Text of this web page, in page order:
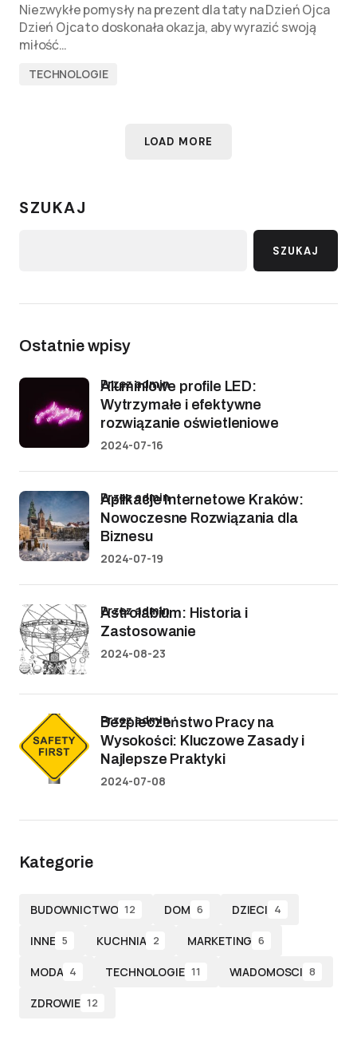
Niezwykłe pomysły na prezent dla taty na Dzień Ojca
Dzień Ojca to doskonała okazja, aby wyrazić swoją
miłość…
TECHNOLOGIE
LOAD MORE
SZUKAJ
SZUKAJ
Ostatnie wpisy
Aluminiowe profile LED:
Wytrzymałe i efektywne
rozwiązanie oświetleniowe
przez admin
2024-07-16
Aplikacje Internetowe Kraków:
Nowoczesne Rozwiązania dla
Biznesu
przez admin
2024-07-19
Astrolabium: Historia i
Zastosowanie
przez admin
2024-08-23
Bezpieczeństwo Pracy na
Wysokości: Kluczowe Zasady i
Najlepsze Praktyki
przez admin
2024-07-08
Kategorie
BUDOWNICTWO 12 DOM 6 DZIECI 4
INNE 5 KUCHNIA 2 MARKETING 6
MODA 4 TECHNOLOGIE 11 WIADOMOSCI 8
ZDROWIE 12